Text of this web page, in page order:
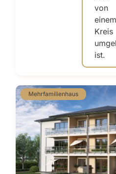
Mehrfamilienhaus